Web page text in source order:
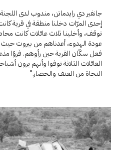
جانفير دي رايدماتن، مندوب لدى
إحدى المرّات دخلنا منطقة في قرية
توقف، وأخلينا ثلاث عائلات كانت
عودة الهدوء، أعدناهم من بيروت حيث
فعل سكّان القرية حين رأوهم. فروّا
العائلات الثلاثة توفوا وأنهم يرون
النجاة من العنف والحصار."